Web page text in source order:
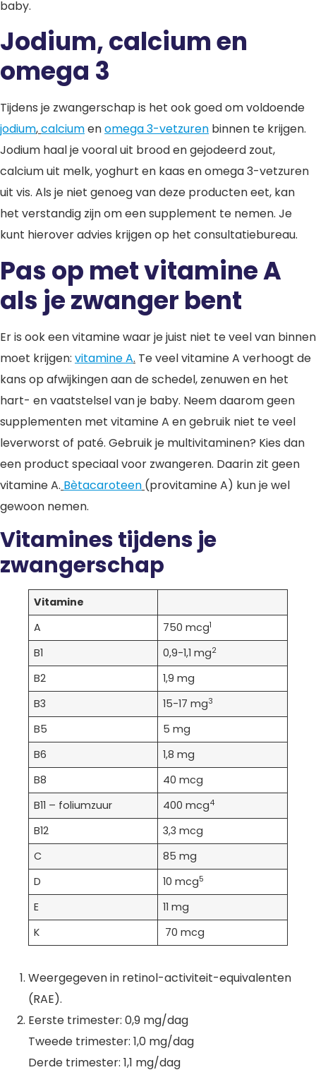
baby.
Jodium, calcium en
omega 3
Tijdens je zwangerschap is het ook goed om voldoende
jodium,calciumenomega 3-vetzuren binnen te krijgen.
Jodium haal je vooral uit brood en gejodeerd zout,
calcium uit melk, yoghurt en kaas en omega 3-vetzuren
uit vis. Als je niet genoeg van deze producten eet, kan
het verstandig zijn om een supplement te nemen. Je
kunt hierover advies krijgen op het consultatiebureau.
Pas op met vitamine A
als je zwanger bent
Er is ook een vitamine waar je juist niet te veel van binnen
moet krijgen: vitamine A. Te veel vitamine A verhoogt de
kans op afwijkingen aan de schedel, zenuwen en het
hart- en vaatstelsel van je baby. Neem daarom geen
supplementen met vitamine A en gebruik niet te veel
leverworst of paté. Gebruik je multivitaminen? Kies dan
een product speciaal voor zwangeren. Daarin zit geen
vitamine A. Bètacaroteen (provitamine A) kun je wel
gewoon nemen.
Vitamines tijdens je
zwangerschap
Vitamine
A
750 mcg1
B1 0,9-1,1 mg2
B2
1,9 mg
B3
15-17 mg3
B5
5 mg
B6
1,8 mg
B8
40 mcg
B11 – foliumzuur
400 mcg4
B12
3,3 mcg
C
85 mg
D
10 mcg5
E
11 mg
K
70 mcg
Weergegeven in retinol-activiteit-equivalenten
(RAE).
Eerste trimester: 0,9 mg/dag
Tweede trimester: 1,0 mg/dag
Derde trimester: 1,1 mg/dag